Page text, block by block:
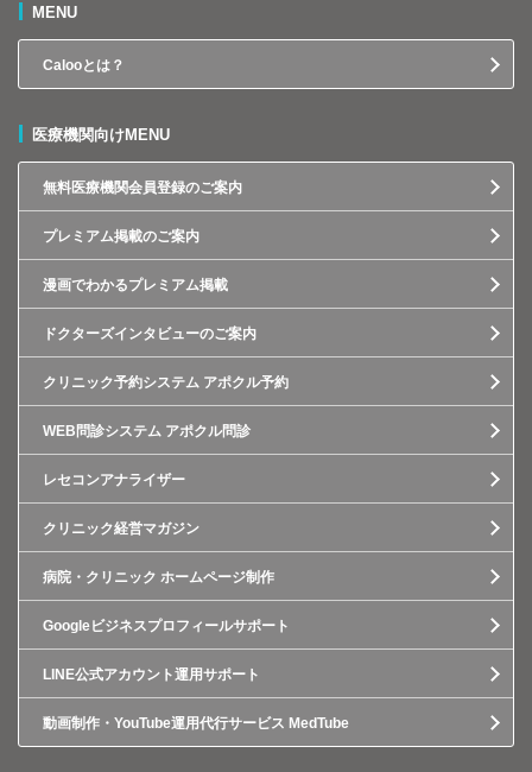
MENU
Calooとは？
医療機関向けMENU
無料医療機関会員登録のご案内
プレミアム掲載のご案内
漫画でわかるプレミアム掲載
ドクターズインタビューのご案内
クリニック予約システム アポクル予約
WEB問診システム アポクル問診
レセコンアナライザー
クリニック経営マガジン
病院・クリニック ホームページ制作
Googleビジネスプロフィールサポート
LINE公式アカウント運用サポート
動画制作・YouTube運用代行サービス MedTube